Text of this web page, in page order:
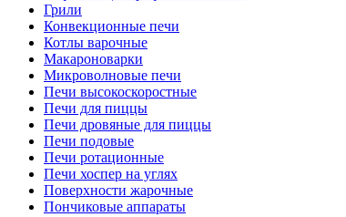
Грили
Конвекционные печи
Котлы варочные
Макароноварки
Микроволновые печи
Печи высокоскоростные
Печи для пиццы
Печи дровяные для пиццы
Печи подовые
Печи ротационные
Печи хоспер на углях
Поверхности жарочные
Пончиковые аппараты